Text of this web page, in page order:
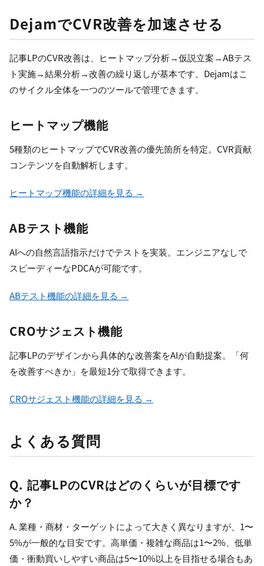
DejamでCVR改善を加速させる
記事LPのCVR改善は、ヒートマップ分析→仮説立案→ABテス
ト実施→結果分析→改善の繰り返しが基本です。Dejamはこ
のサイクル全体を一つのツールで管理できます。
ヒートマップ機能
5種類のヒートマップでCVR改善の優先箇所を特定。CVR貢献
コンテンツを自動解析します。
ヒートマップ機能の詳細を見る →
ABテスト機能
AIへの自然言語指示だけでテストを実装。エンジニアなしで
スピーディーなPDCAが可能です。
ABテスト機能の詳細を見る →
CROサジェスト機能
記事LPのデザインから具体的な改善案をAIが自動提案。「何
を改善すべきか」を最短1分で取得できます。
CROサジェスト機能の詳細を見る →
よくある質問
Q. 記事LPのCVRはどのくらいが目標です
か？
A. 業種・商材・ターゲットによって大きく異なりますが、1〜
5%が一般的な目安です。高単価・複雑な商品は1〜2%、低単
価・衝動買いしやすい商品は5〜10%以上を目指せる場合もあ